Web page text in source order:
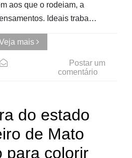
aos que o rodeiam, a
Ideais traba…
mais
Postar um
comentário
do estado
de Mato
para colorir